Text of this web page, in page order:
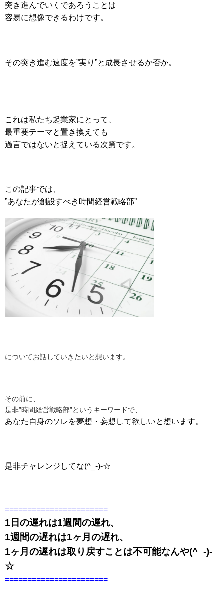
突き進んでいくであろうことは
容易に想像できるわけです。
その突き進む速度を”実り”と成長させるか否か。
これは私たち起業家にとって、
最重要テーマと置き換えても
過言ではないと捉えている次第です。
この記事では、
”あなたが創設すべき時間経営戦略部”
についてお話していきたいと想います。
その前に、
是非”時間経営戦略部”というキーワードで、
あなた自身のソレを夢想・妄想して欲しいと想います。
是非チャレンジしてな(^_-)-☆
=======================
1日の遅れは1週間の遅れ、
1週間の遅れは1ヶ月の遅れ、
1ヶ月の遅れは取り戻すことは不可能なんや(^_-)-
☆
=======================